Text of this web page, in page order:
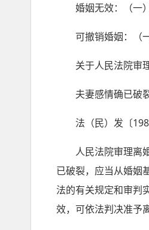
婚姻无效：（一）
可撤销婚姻：（一
关于人民法院审
夫妻感情确已破
法（民）发〔
人民法院审理离婚
已破裂，应当从婚姻
法的有关规定和审判
效，可依法判决准予